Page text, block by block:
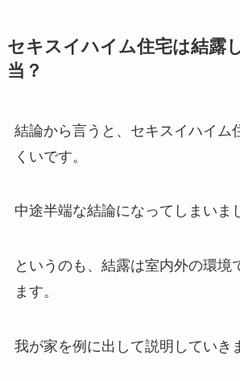
セキスイハイム住宅は結露
当？
結論から言うと、セキスイハイム
くいです。
中途半端な結論になってしまいま
というのも、結露は室内外の環境
ます。
我が家を例に出して説明していき